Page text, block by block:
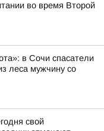
во время Второй
в Сочи спасатели
леса мужчину со
свой